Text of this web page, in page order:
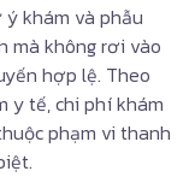
khám và phẫu
mà không rơi vào
hợp lệ. Theo
y tế, chi phí khám
phạm vi thanh